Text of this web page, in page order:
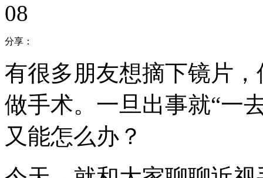
08
分享：
有很多朋友想摘下镜片
做手术。一旦出事就“一
又能怎么办？